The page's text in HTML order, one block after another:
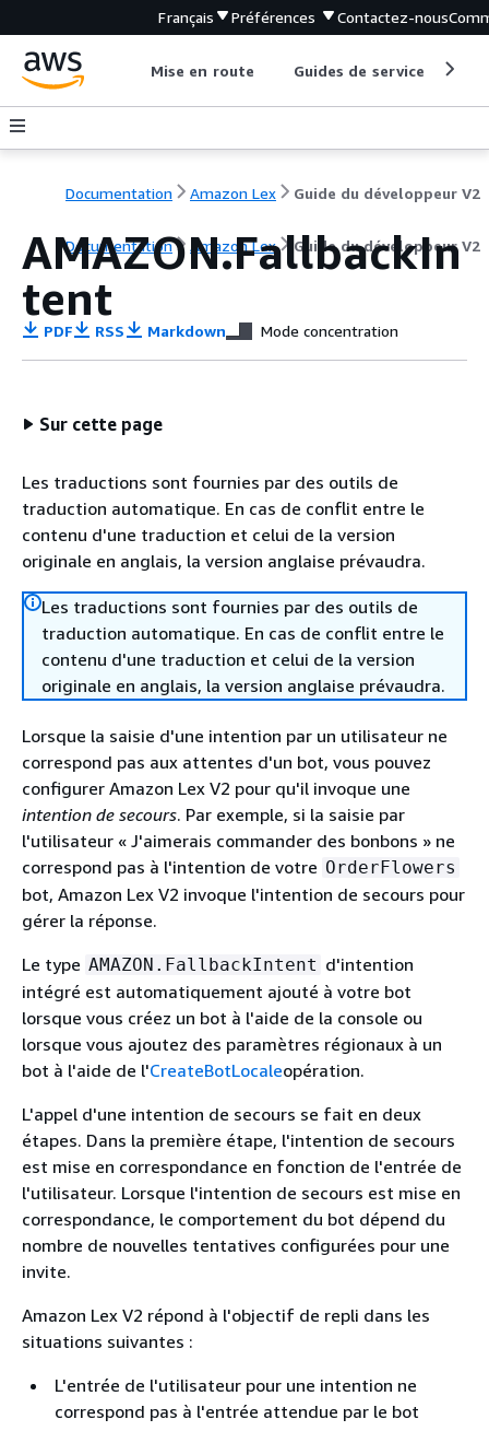
Français Préférences Contactez-nous
Mise en route Guides de service
Documentation Amazon Lex Guide du développeur V2
Documentation Amazon Lex Guide du développeur V2
AMAZON.FallbackIn
tent
PDF RSS Markdown Mode concentration
Sur cette page
Les traductions sont fournies par des outils de
traduction automatique. En cas de conflit entre le
contenu d'une traduction et celui de la version
originale en anglais, la version anglaise prévaudra.
Les traductions sont fournies par des outils de
traduction automatique. En cas de conflit entre le
contenu d'une traduction et celui de la version
originale en anglais, la version anglaise prévaudra.
Lorsque la saisie d'une intention par un utilisateur ne
correspond pas aux attentes d'un bot, vous pouvez
configurer Amazon Lex V2 pour qu'il invoque une
intention de secours. Par exemple, si la saisie par
l'utilisateur « J'aimerais commander des bonbons » ne
correspond pas à l'intention de votre OrderFlowers
bot, Amazon Lex V2 invoque l'intention de secours pour
gérer la réponse.
Le type AMAZON.FallbackIntent d'intention
intégré est automatiquement ajouté à votre bot
lorsque vous créez un bot à l'aide de la console ou
lorsque vous ajoutez des paramètres régionaux à un
bot à l'aide de l'CreateBotLocaleopération.
L'appel d'une intention de secours se fait en deux
étapes. Dans la première étape, l'intention de secours
est mise en correspondance en fonction de l'entrée de
l'utilisateur. Lorsque l'intention de secours est mise en
correspondance, le comportement du bot dépend du
nombre de nouvelles tentatives configurées pour une
invite.
Amazon Lex V2 répond à l'objectif de repli dans les
situations suivantes :
L'entrée de l'utilisateur pour une intention ne
correspond pas à l'entrée attendue par le bot